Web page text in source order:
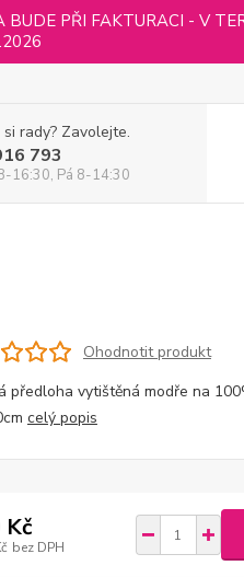
PŘI FAKTURACI - V
rady? Zavolejte.
793
16:30, Pá 8-14:30
Ohodnotit produkt
předloha vytištěná modře na
celý popis
Kč
bez DPH